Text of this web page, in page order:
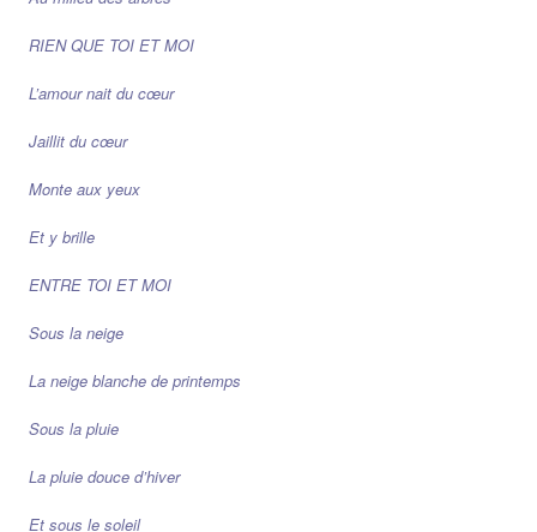
RIEN QUE TOI ET MOI
L’amour nait du cœur
Jaillit du cœur
Monte aux yeux
Et y brille
ENTRE TOI ET MOI
Sous la neige
La neige blanche de printemps
Sous la pluie
La pluie douce d’hiver
Et sous le soleil